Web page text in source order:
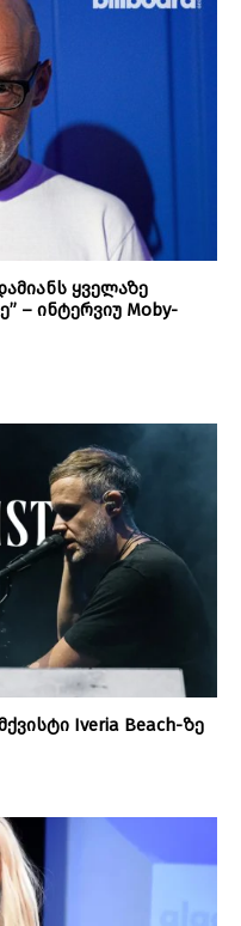
ყველაზე
– ინტერვიუ Moby-
Iveria Beach-ზე